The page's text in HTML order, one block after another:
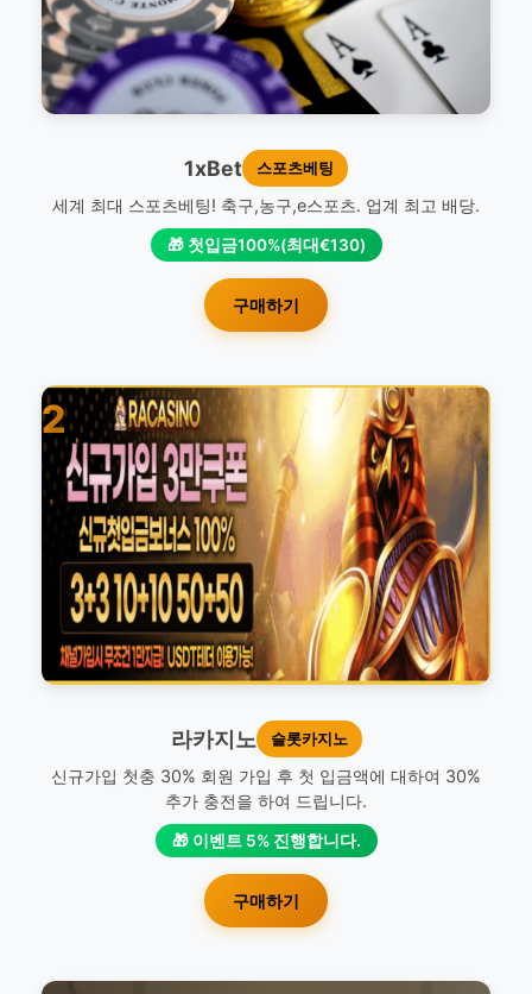
1xBet 스포츠베팅
세계 최대 스포츠베팅! 축구,농구,e스포츠. 업계 최고 배당.
🎁 첫입금100%(최대€130)
구매하기
2
라카지노 슬롯카지노
신규가입 첫충 30% 회원 가입 후 첫 입금액에 대하여 30%
추가 충전을 하여 드립니다.
🎁 이벤트 5% 진행합니다.
구매하기